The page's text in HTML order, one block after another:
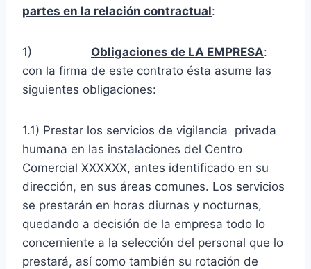
partes en la relación contractual:
1) Obligaciones de LA EMPRESA:
con la firma de este contrato ésta asume las
siguientes obligaciones:
1.1) Prestar los servicios de vigilancia privada
humana en las instalaciones del Centro
Comercial XXXXXX, antes identificado en su
dirección, en sus áreas comunes. Los servicios
se prestarán en horas diurnas y nocturnas,
quedando a decisión de la empresa todo lo
concerniente a la selección del personal que lo
prestará, así como también su rotación de